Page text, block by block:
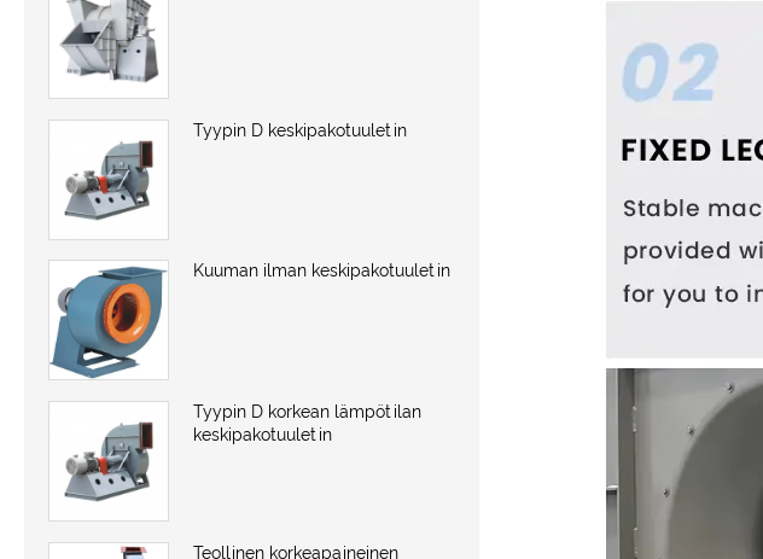
Tyypin D keskipakotuuletin
Kuuman ilman keskipakotuuletin
Tyypin D korkean lämpötilan
keskipakotuuletin
Teollinen korkeapaineinen